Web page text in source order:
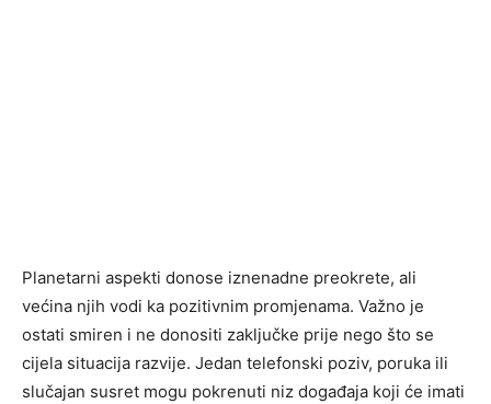
Planetarni aspekti donose iznenadne preokrete, ali
većina njih vodi ka pozitivnim promjenama. Važno je
ostati smiren i ne donositi zaključke prije nego što se
cijela situacija razvije. Jedan telefonski poziv, poruka ili
slučajan susret mogu pokrenuti niz događaja koji će imati